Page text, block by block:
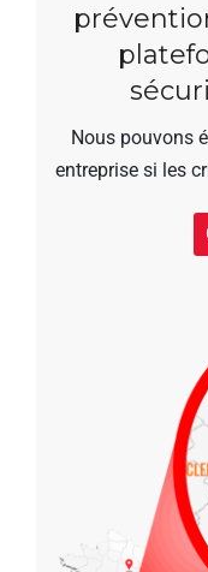
Nous pouvons
entreprise si les